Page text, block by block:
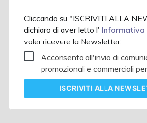
aziendale
Cliccando su "ISCRIVITI ALLA
dichiaro di aver letto l'
voler ricevere la Newsletter.
Acconsento all'invio di
promozionali e commerciali
ISCRIVITI ALLA